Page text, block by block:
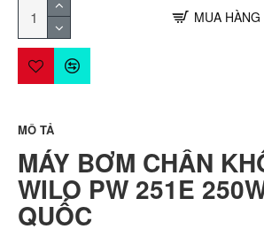
MUA HÀNG
MÔ TẢ
MÁY BƠM CHÂN
WILO PW 251E
QUỐC